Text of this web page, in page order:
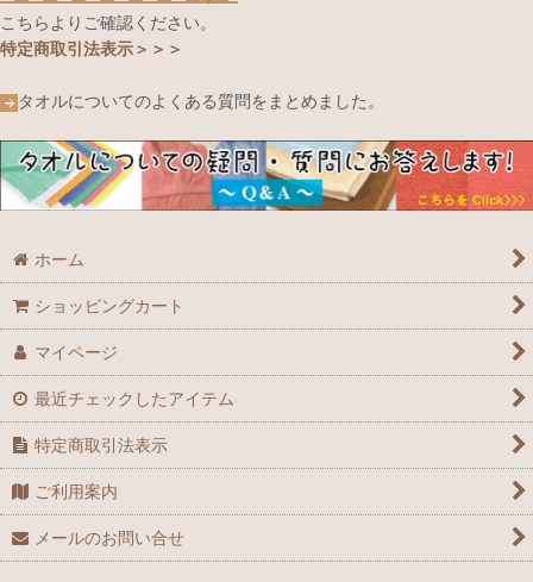
こちらよりご確認ください。
特定商取引法表示＞＞＞
タオルについてのよくある質問をまとめました。
ホーム
ショッピングカート
マイページ
最近チェックしたアイテム
特定商取引法表示
ご利用案内
メールのお問い合せ